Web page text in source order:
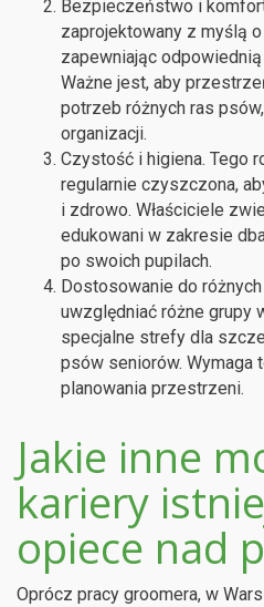
Bezpieczeństwo i
zaprojektowany z myślą
zapewniając
Ważne jest, aby
potrzeb różnych ras
organizacji.
Czystość i higiena. Tego
regularnie czyszczona,
i zdrowo. Właściciele
edukowani w zakresie
po swoich pupilach.
Dostosowanie do
uwzględniać różne grupy
specjalne strefy dla
psów seniorów. Wymaga
planowania przestrzeni.
Jakie inne
kariery
opiece nad
Oprócz pracy groomera, w